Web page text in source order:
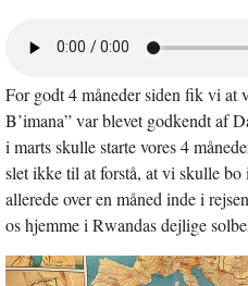
nyt
vindue
For godt 4 måneder siden fik vi at
B’imana” var blevet godkendt af
i marts skulle starte vores 4
slet ikke til at forstå, at vi skulle
allerede over en måned inde i
os hjemme i Rwandas dejlige